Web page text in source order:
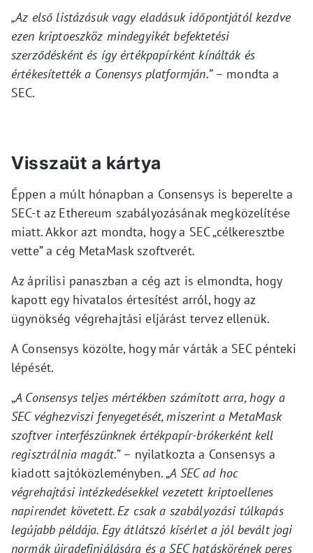
„Az első listázásuk vagy eladásuk időpontjától kezdve
ezen kriptoeszköz mindegyikét befektetési
szerződésként és így értékpapírként kínálták és
értékesítették a Conensys platformján.”– mondta a
SEC.
Visszaüt a kártya
Éppen a múlt hónapban a Consensys is beperelte a
SEC-t az Ethereum szabályozásának megközelítése
miatt. Akkor azt mondta, hogy a SEC „célkeresztbe
vette” a cég MetaMask szoftverét.
Az áprilisi panaszban a cég azt is elmondta, hogy
kapott egy hivatalos értesítést arról, hogy az
ügynökség végrehajtási eljárást tervez ellenük.
A Consensys közölte, hogy már várták a SEC pénteki
lépését.
„A Consensys teljes mértékben számított arra, hogy a
SEC véghezviszi fenyegetését, miszerint a MetaMask
szoftver interfészünknek értékpapír-brókerként kell
regisztrálnia magát.” – nyilatkozta a Consensys a
kiadott sajtóközleményben. „A SEC ad hoc
végrehajtási intézkedésekkel vezetett kriptoellenes
napirendet követett. Ez csak a szabályozási túlkapás
legújabb példája. Egy átlátszó kísérlet a jól bevált jogi
normák újradefiniálására és a SEC hatáskörének peres